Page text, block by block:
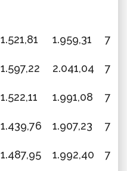
1.521,81 1.959,31
1.597,22 2.041,04
1.522,11 1.991,08
1.439,76 1.907,23
1.487,95 1.992,40